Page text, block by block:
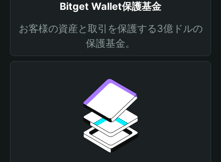
Bitget Wallet保護基金
お客様の資産と取引を保護する3億ドルの
保護基金。